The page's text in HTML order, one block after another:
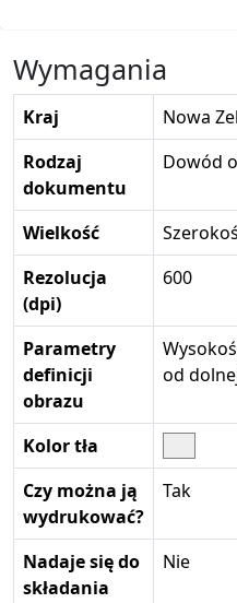
Wymagania
Kraj
Nowa
Rodzaj
dokumentu
Dowód
Wielkość
Rezolucja
(dpi)
600
Parametry
definicji
obrazu
od
Kolor tła
Czy można ją
wydrukować?
Tak
Nadaje się do
składania
Nie